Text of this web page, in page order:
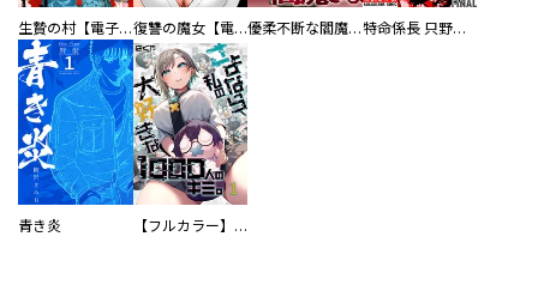
生贄の村【電子単行本版】 復讐の魔女【電子単行本版】 優柔不断な閻魔さま 特命係長 只野仁ファイナル 愛蔵版
青き炎 【フルカラー】さよなら、私の大好きな１０００人のキミ。